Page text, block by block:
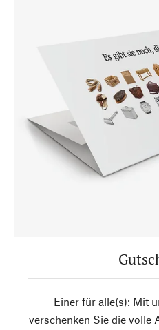
Einer für alle(s): Mit
verschenken Sie die volle